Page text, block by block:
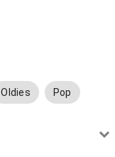
Oldies Pop